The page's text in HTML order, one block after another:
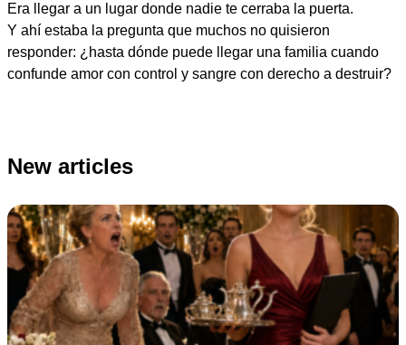
Era llegar a un lugar donde nadie te cerraba la puerta.
Y ahí estaba la pregunta que muchos no quisieron
responder: ¿hasta dónde puede llegar una familia cuando
confunde amor con control y sangre con derecho a destruir?
New articles